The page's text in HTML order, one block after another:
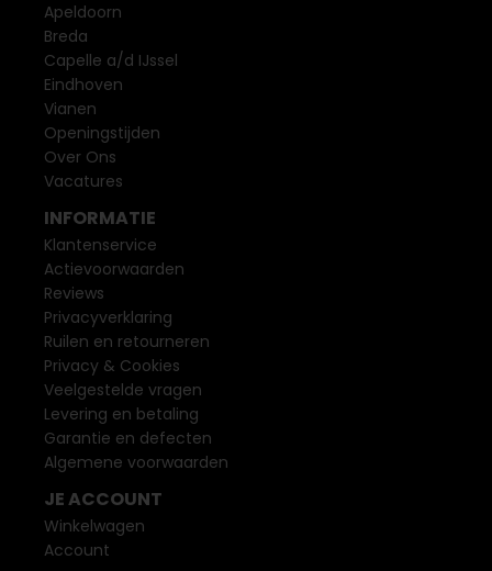
Apeldoorn
Breda
Capelle a/d IJssel
Eindhoven
Vianen
Openingstijden
Over Ons
Vacatures
INFORMATIE
Klantenservice
Actievoorwaarden
Reviews
Privacyverklaring
Ruilen en retourneren
Privacy & Cookies
Veelgestelde vragen
Levering en betaling
Garantie en defecten
Algemene voorwaarden
JE ACCOUNT
Winkelwagen
Account